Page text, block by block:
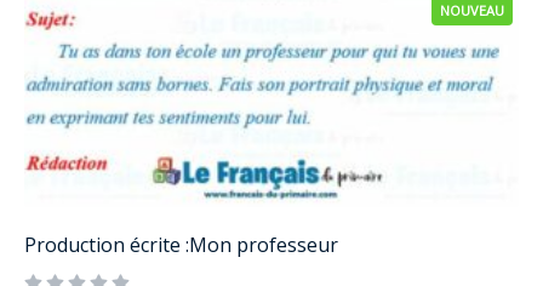
NOUVEAU
Production écrite :Mon professeur